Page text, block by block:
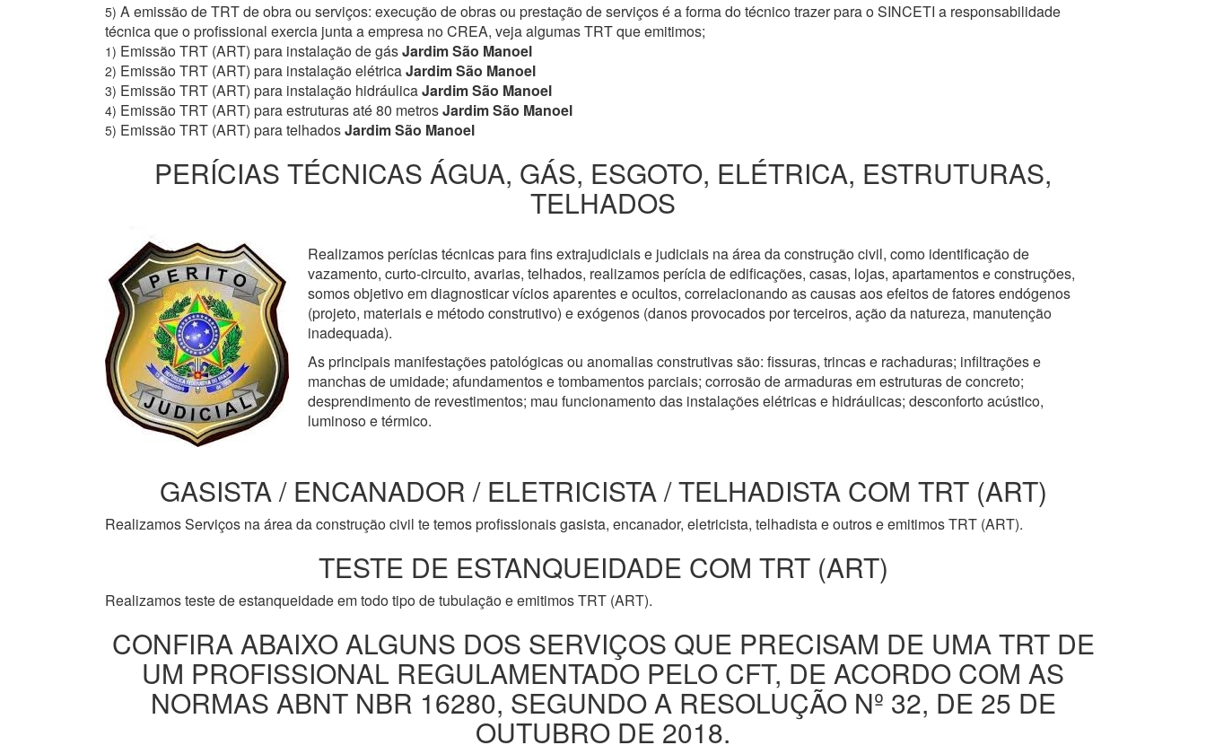
5) A emissão de TRT de obra ou serviços: execução de obras ou prestação de serviços é a forma do técnico trazer para o SINCETI a responsabilidade
técnica que o profissional exercia junta a empresa no CREA, veja algumas TRT que emitimos;
1) Emissão TRT (ART) para instalação de gásJardim São Manoel
2) Emissão TRT (ART) para instalação elétricaJardim São Manoel
3) Emissão TRT (ART) para instalação hidráulicaJardim São Manoel
4) Emissão TRT (ART) para estruturas até 80 metrosJardim São Manoel
5) Emissão TRT (ART) para telhadosJardim São Manoel
PERÍCIAS TÉCNICAS ÁGUA, GÁS, ESGOTO, ELÉTRICA, ESTRUTURAS,
TELHADOS
Realizamos perícias técnicas para fins extrajudiciais e judiciais na área da construção civil, como identificação de
vazamento, curto-circuito, avarias, telhados, realizamos perícia de edificações, casas, lojas, apartamentos e construções,
somos objetivo em diagnosticar vícios aparentes e ocultos, correlacionando as causas aos efeitos de fatores endógenos
(projeto, materiais e método construtivo) e exógenos (danos provocados por terceiros, ação da natureza, manutenção
inadequada).
As principais manifestações patológicas ou anomalias construtivas são: fissuras, trincas e rachaduras; infiltrações e
manchas de umidade; afundamentos e tombamentos parciais; corrosão de armaduras em estruturas de concreto;
desprendimento de revestimentos; mau funcionamento das instalações elétricas e hidráulicas; desconforto acústico,
luminoso e térmico.
GASISTA / ENCANADOR / ELETRICISTA / TELHADISTA COM TRT (ART)
Realizamos Serviços na área da construção civil te temos profissionais gasista, encanador, eletricista, telhadista e outros e emitimos TRT (ART).
TESTE DE ESTANQUEIDADE COM TRT (ART)
Realizamos teste de estanqueidade em todo tipo de tubulação e emitimos TRT (ART).
CONFIRA ABAIXO ALGUNS DOS SERVIÇOS QUE PRECISAM DE UMA TRT DE
UM PROFISSIONAL REGULAMENTADO PELO CFT, DE ACORDO COM AS
NORMAS ABNT NBR 16280, SEGUNDO A RESOLUÇÃO Nº 32, DE 25 DE
OUTUBRO DE 2018.